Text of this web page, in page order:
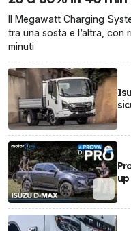
Il Megawatt Charging
tra una sosta e l’altra, con
minuti
up